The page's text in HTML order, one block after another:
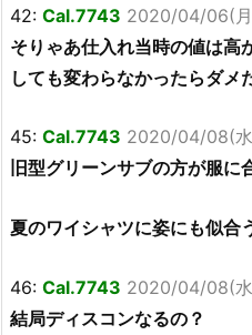
42: Cal.7743 2020/04/06(
そりゃあ仕入れ当時の値は高
しても変わらなかったらダメ
45: Cal.7743 2020/04/08(水
旧型グリーンサブの方が服に
夏のワイシャツに姿にも似合
46: Cal.7743 2020/04/08(
結局ディスコンなるの？